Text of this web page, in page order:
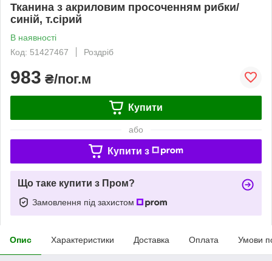
Тканина з акриловим просоченням рибки/
синій, т.сірий
В наявності
Код: 51427467
Роздріб
983 ₴/пог.м
Купити
або
Купити з
Що таке купити з Пром?
Замовлення під захистом
Опис Характеристики Доставка Оплата Умови